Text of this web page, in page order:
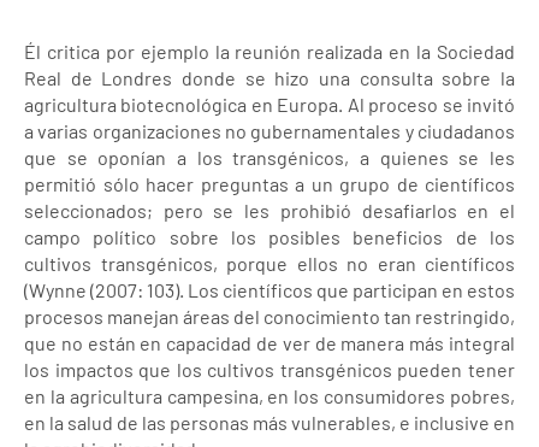
Él critica por ejemplo la reunión realizada en la Sociedad
Real de Londres donde se hizo una consulta sobre la
agricultura biotecnológica en Europa. Al proceso se invitó
a varias organizaciones no gubernamentales y ciudadanos
que se oponían a los transgénicos, a quienes se les
permitió sólo hacer preguntas a un grupo de científicos
seleccionados; pero se les prohibió desafiarlos en el
campo político sobre los posibles beneficios de los
cultivos transgénicos, porque ellos no eran científicos
(Wynne (2007: 103). Los científicos que participan en estos
procesos manejan áreas del conocimiento tan restringido,
que no están en capacidad de ver de manera más integral
los impactos que los cultivos transgénicos pueden tener
en la agricultura campesina, en los consumidores pobres,
en la salud de las personas más vulnerables, e inclusive en